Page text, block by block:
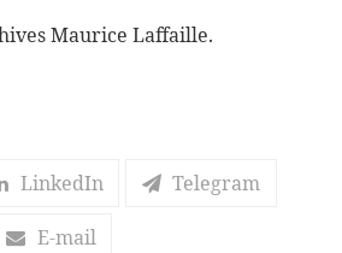
Maurice Laffaille.
LinkedIn Telegram
E-mail